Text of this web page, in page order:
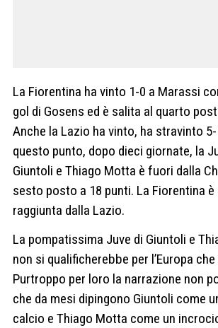
La Fiorentina ha vinto 1-0 a Marassi
gol di Gosens ed è salita al quarto
Anche la Lazio ha vinto, ha stravinto
questo punto, dopo dieci giornate, la
Giuntoli e Thiago Motta è fuori dalla
sesto posto a 18 punti. La Fiorentina è
raggiunta dalla Lazio.
La pompatissima Juve di Giuntoli e
non si qualificherebbe per l’Europa
Purtroppo per loro la narrazione non
che da mesi dipingono Giuntoli come
calcio e Thiago Motta come un